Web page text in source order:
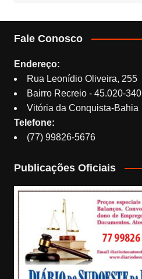
Fale Conosco
Endereço:
Rua Leonídio Oliveira, 255
Bairro Recreio - 45.020-340
Vitória da Conquista-Bahia
Telefone:
(77) 99826-5676
Publicações Oficiais